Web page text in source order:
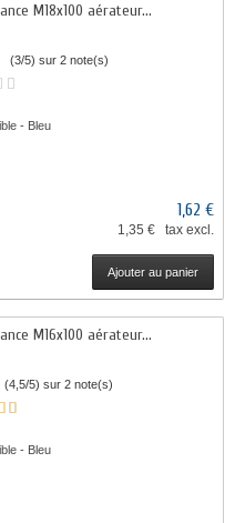
M18x100 aérateur...
(3/5) sur 2 note(s)
- Bleu
1,62 €
1,35 € tax excl.
Ajouter au panier
M16x100 aérateur...
(4,5/5) sur 2 note(s)
- Bleu